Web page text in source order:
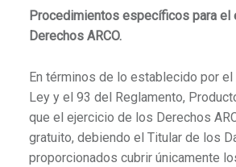
Procedimientos específicos para el
Derechos ARCO.
En términos de lo establecido por
Ley y el 93 del Reglamento,
que el ejercicio de los Derechos
gratuito, debiendo el Titular de los
proporcionados cubrir únicamente